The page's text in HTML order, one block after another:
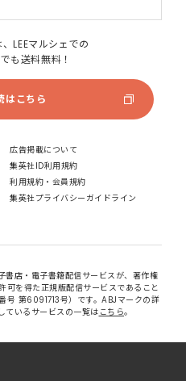
LEEマルシェでの
も送料無料！
はこちら
広告掲載について
集英社ID利用規約
利用規約・会員規約
集英社プライバシーガイドライン
書店・電子書籍配信サービスが、著作権
可を得た正規版配信サービスであること
号 第6091713号）です。ABJマークの詳
ているサービスの一覧は こちら。